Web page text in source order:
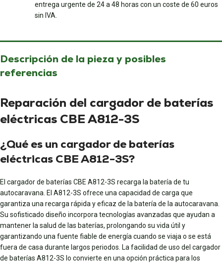
entrega urgente de 24 a 48 horas con un coste de 60 euros
sin IVA.
Descripción de la pieza y posibles
referencias
Reparación del cargador de baterías
eléctricas CBE A812-3S
¿Qué es un cargador de baterías
eléctricas CBE A812-3S?
El cargador de baterías CBE A812-3S recarga la batería de tu
autocaravana. El A812-3S ofrece una capacidad de carga que
garantiza una recarga rápida y eficaz de la batería de la autocaravana.
Su sofisticado diseño incorpora tecnologías avanzadas que ayudan a
mantener la salud de las baterías, prolongando su vida útil y
garantizando una fuente fiable de energía cuando se viaja o se está
fuera de casa durante largos periodos. La facilidad de uso del cargador
de baterías A812-3S lo convierte en una opción práctica para los